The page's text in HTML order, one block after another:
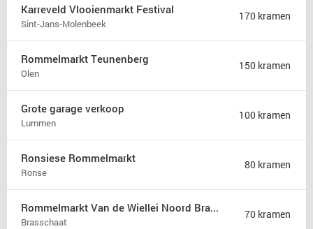
Karreveld Vlooienmarkt Festival
Sint-Jans-Molenbeek
170 kramen
Rommelmarkt Teunenberg
Olen
150 kramen
Grote garage verkoop
Lummen
100 kramen
Ronsiese Rommelmarkt
Ronse
80 kramen
Rommelmarkt Van de Wiellei Noord Brasschaat
Brasschaat
70 kramen